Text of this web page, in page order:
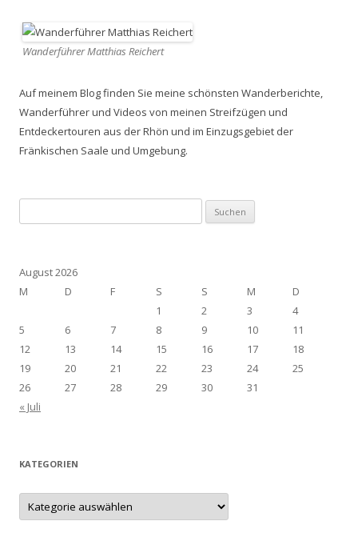
Wanderführer Matthias Reichert
Auf meinem Blog finden Sie meine schönsten Wanderberichte,
Wanderführer und Videos von meinen Streifzügen und
Entdeckertouren aus der Rhön und im Einzugsgebiet der
Fränkischen Saale und Umgebung.
nach:
August 2026
M
D F S S M
D
1
2 3
4
5
6 7 8 9 10
11
12
13 14 15 16 17
18
19
20 21 22 23 24
25
26
27 28 29 30
31
« Juli
KATEGORIEN
Kategorien